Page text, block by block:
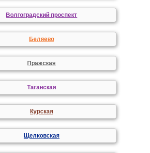
Волгоградский проспект
Беляево
Пражская
Таганская
Курская
Щелковская